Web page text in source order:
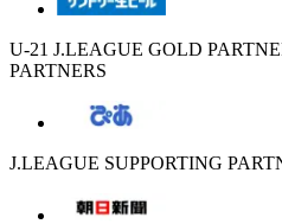
U-21 J.LEAGUE GOLD
PARTNERS
J.LEAGUE SUPPORTING